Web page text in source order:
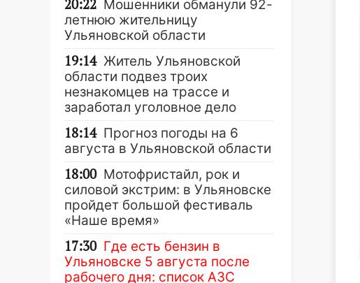
20:22 Мошенники обманули 92-
летнюю жительницу
Ульяновской области
19:14 Житель Ульяновской
области подвез троих
незнакомцев на трассе и
заработал уголовное дело
18:14 Прогноз погоды на 6
августа в Ульяновской области
18:00 Мотофристайл, рок и
силовой экстрим: в Ульяновске
пройдет большой фестиваль
«Наше время»
17:30 Где есть бензин в
Ульяновске 5 августа после
рабочего дня: список АЗС